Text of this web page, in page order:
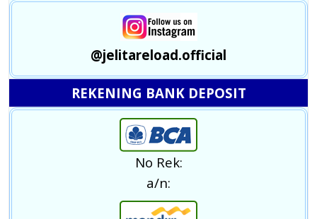
@jelitareload.official
REKENING BANK DEPOSIT
No Rek:
a/n: